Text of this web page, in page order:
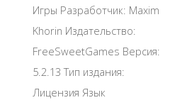
Игры Разработчик: Maxim
Khorin Издательство:
FreeSweetGames Версия:
5.2.13 Тип издания:
Лицензия Язык